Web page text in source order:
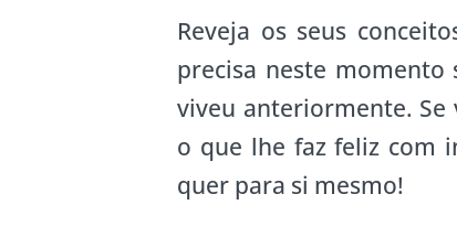
Reveja os seus
precisa neste
viveu anteriormente. Se
o que lhe faz feliz com
quer para si mesmo!